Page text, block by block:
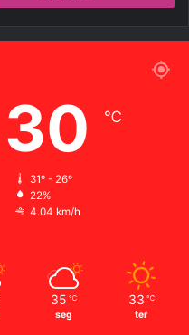
30 ℃
31º - 26º
22%
4.04 km/h
35 ℃
seg
33 ℃
ter